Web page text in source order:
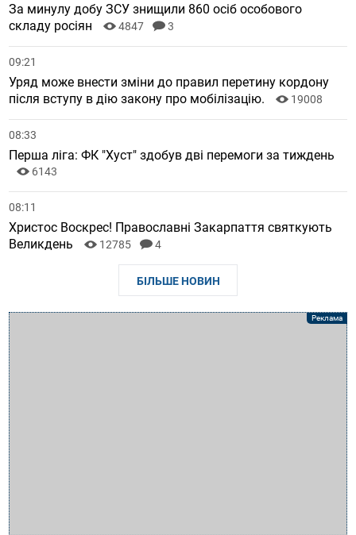
За минулу добу ЗСУ знищили 860 осіб особового
складу росіян
4847 3
09:21
Уряд може внести зміни до правил перетину кордону
після вступу в дію закону про мобілізацію.
19008
08:33
Перша ліга: ФК "Хуст" здобув дві перемоги за тиждень
6143
08:11
Христос Воскрес! Православні Закарпаття святкують
Великдень
12785 4
БІЛЬШЕ НОВИН